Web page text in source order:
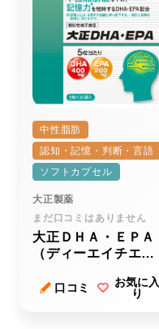
中性脂肪
認知・記憶・判断・言語
ソフトカプセル
大正製薬
まだ口コミはありません
大正ＤＨＡ・ＥＰＡ
（ディーエイチエ
ｒ
口コミ
お気に入
り